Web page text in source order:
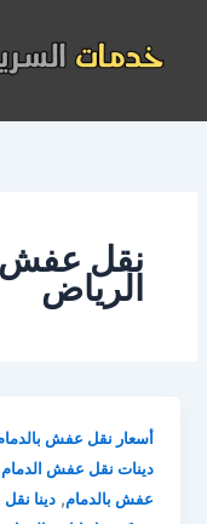
المحتوى
نقل عفش
الرياض
أسعار نقل عفش
دينات نقل عفش الدمام
عفش بالدمام,دينا